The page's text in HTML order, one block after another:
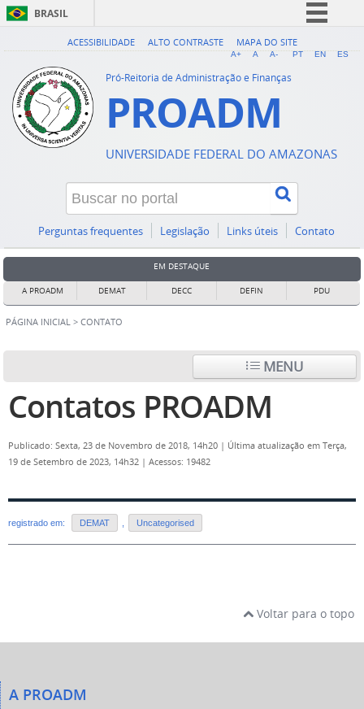
BRASIL
Simplifique!
Acesso à informação
ACESSIBILIDADE ALTO CONTRASTE MAPA DO SITE
A+ A A- PT EN ES
Pró-Reitoria de Administração e Finanças
PROADM
UNIVERSIDADE FEDERAL DO AMAZONAS
Perguntas frequentes Legislação Links úteis Contato
EM DESTAQUE
A PROADM DEMAT DECC DEFIN PDU
PÁGINA INICIAL > CONTATO
MENU
Contatos PROADM
Publicado: Sexta, 23 de Novembro de 2018, 14h20 | Última atualização em Terça,
19 de Setembro de 2023, 14h32 | Acessos: 19482
registrado em: DEMAT Uncategorised
Voltar para o topo
A PROADM